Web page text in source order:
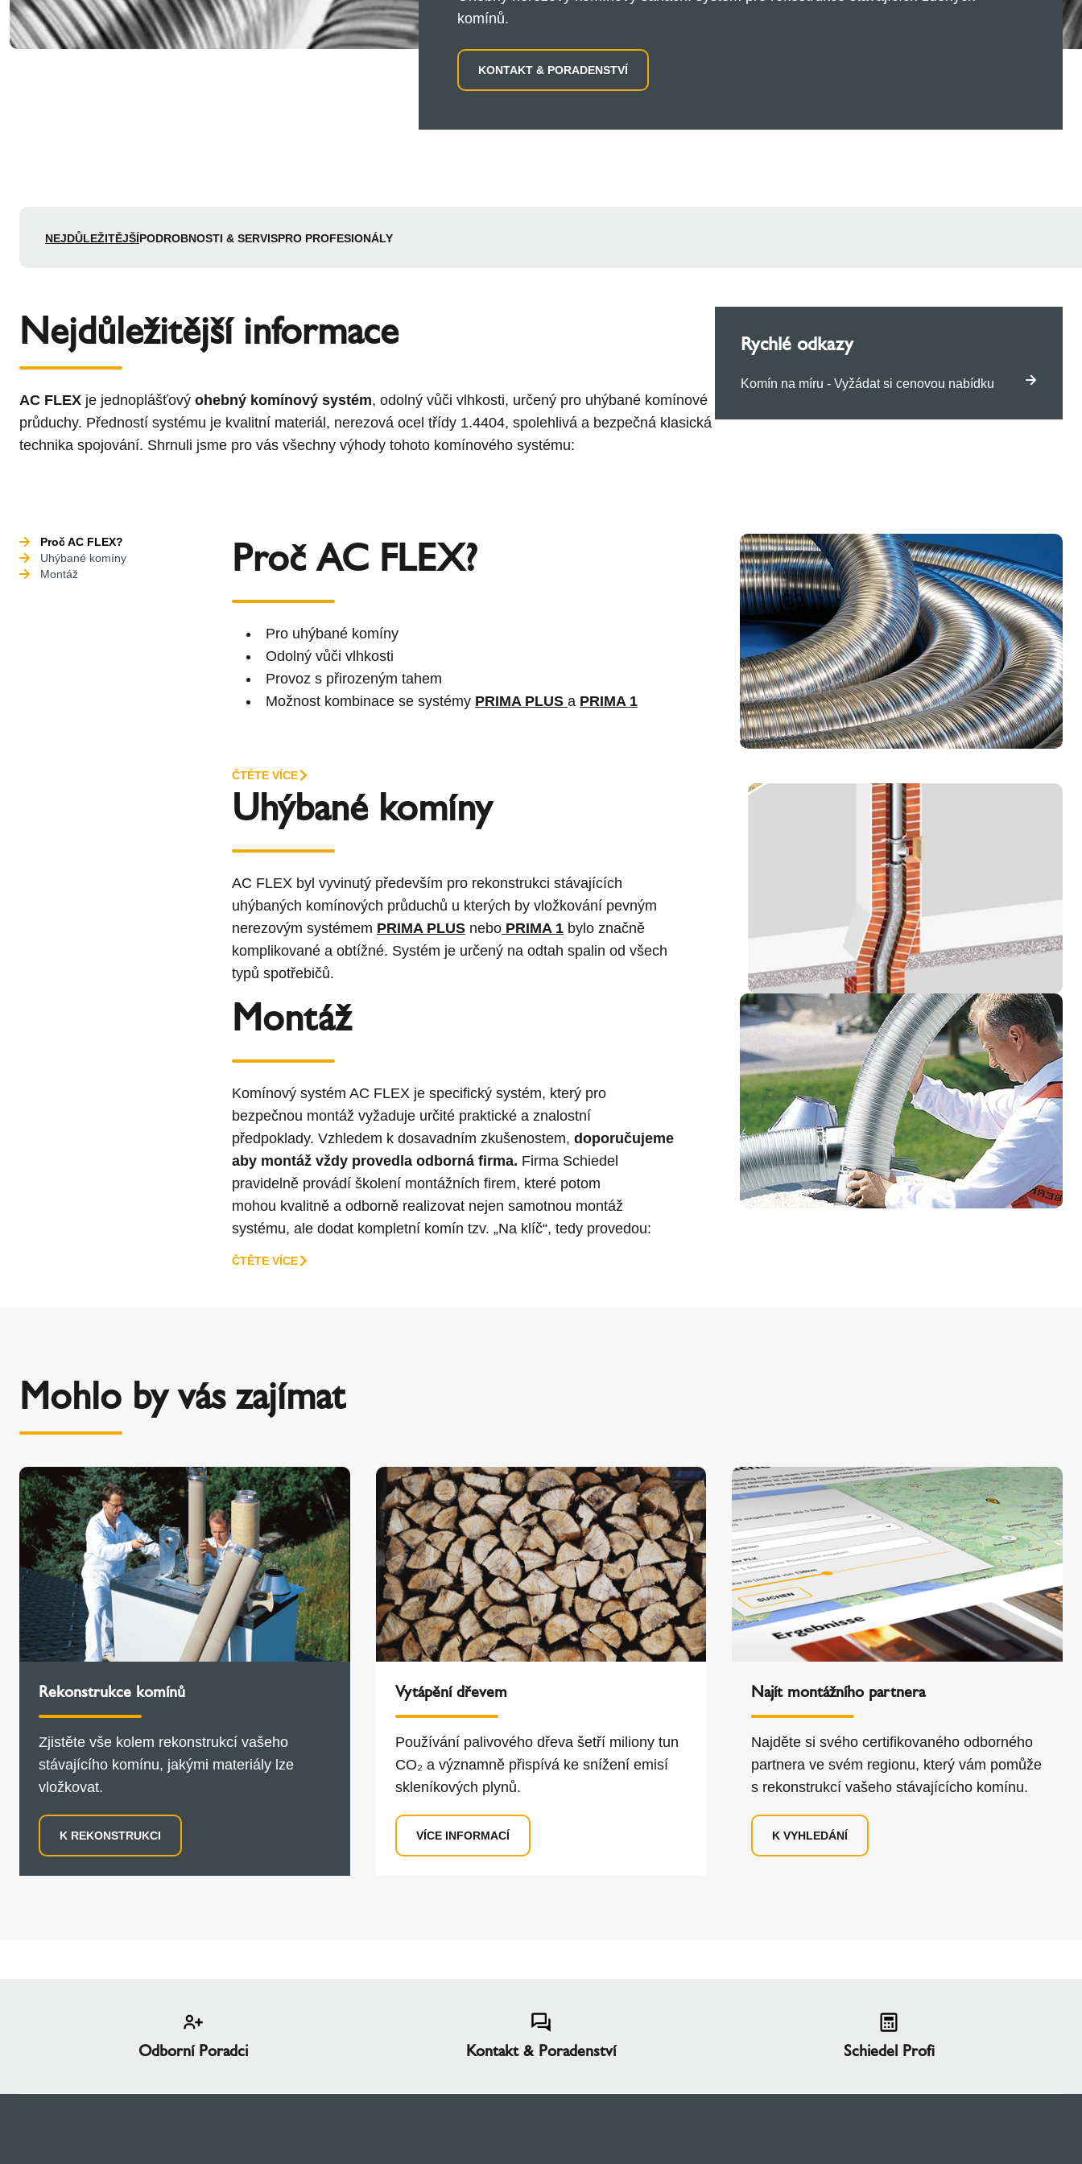
komínů.
KONTAKT & PORADENSTVÍ
NEJDŮLEŽITĚJŠÍPODROBNOSTI & SERVISPRO PROFESIONÁLY
Nejdůležitější informace
AC FLEX je jednoplášťový ohebný komínový systém, odolný vůči vlhkosti, určený pro uhýbané komínové
průduchy. Předností systému je kvalitní materiál, nerezová ocel třídy 1.4404, spolehlivá a bezpečná klasická
technika spojování. Shrnuli jsme pro vás všechny výhody tohoto komínového systému:
Rychlé odkazy
Komín na míru - Vyžádat si cenovou nabídku
Proč AC FLEX?
Uhýbané komíny
Montáž
Proč AC FLEX?
Pro uhýbané komíny
Odolný vůči vlhkosti
Provoz s přirozeným tahem
Možnost kombinace se systémy PRIMA PLUS a PRIMA 1
ČTĚTE VÍCE
Uhýbané komíny
AC FLEX byl vyvinutý především pro rekonstrukci stávajících
uhýbaných komínových průduchů u kterých by vložkování pevným
nerezovým systémem PRIMA PLUS nebo PRIMA 1 bylo značně
komplikované a obtížné. Systém je určený na odtah spalin od všech
typů spotřebičů.
Montáž
Komínový systém AC FLEX je specifický systém, který pro
bezpečnou montáž vyžaduje určité praktické a znalostní
předpoklady. Vzhledem k dosavadním zkušenostem, doporučujeme
aby montáž vždy provedla odborná firma. Firma Schiedel
pravidelně provádí školení montážních firem, které potom
mohou kvalitně a odborně realizovat nejen samotnou montáž
systému, ale dodat kompletní komín tzv. „Na klíč“, tedy provedou:
ČTĚTE VÍCE
Mohlo by vás zajímat
Rekonstrukce komínů
Zjistěte vše kolem rekonstrukcí vašeho
stávajícího komínu, jakými materiály lze
vložkovat.
K REKONSTRUKCI
Vytápění dřevem
Používání palivového dřeva šetří miliony tun
CO₂ a významně přispívá ke snížení emisí
skleníkových plynů.
VÍCE INFORMACÍ
Najít montážního partnera
Najděte si svého certifikovaného odborného
partnera ve svém regionu, který vám pomůže
s rekonstrukcí vašeho stávajícícho komínu.
K VYHLEDÁNÍ
Odborní Poradci Kontakt & Poradenství Schiedel Profi